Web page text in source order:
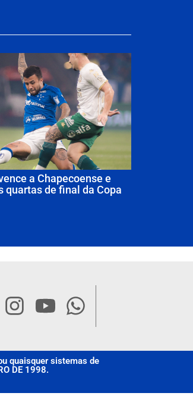
a Chapecoense e
quartas de final da Copa
quaisquer sistemas de
DE 1998.